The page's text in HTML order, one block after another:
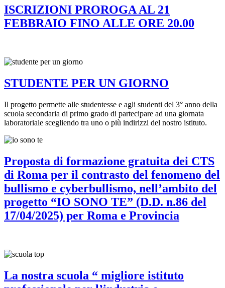
ISCRIZIONI PROROGA AL 21
FEBBRAIO FINO ALLE ORE 20.00
STUDENTE PER UN GIORNO
Il progetto permette alle studentesse e agli studenti del 3° anno della
scuola secondaria di primo grado di partecipare ad una giornata
laboratoriale scegliendo tra uno o più indirizzi del nostro istituto.
Proposta di formazione gratuita dei CTS
di Roma per il contrasto del fenomeno del
bullismo e cyberbullismo, nell’ambito del
progetto “IO SONO TE” (D.D. n.86 del
17/04/2025) per Roma e Provincia
La nostra scuola “ migliore istituto